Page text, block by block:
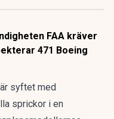
FAA kräver
471 Boeing
är syftet med
sprickor i en